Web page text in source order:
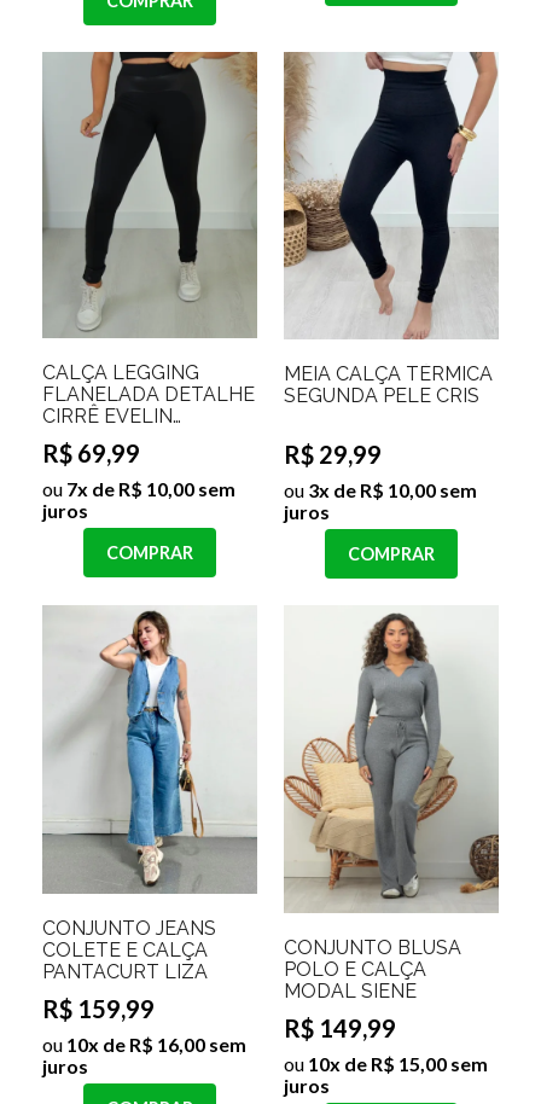
CALÇA LEGGING
FLANELADA DETALHE
CIRRÊ EVELIN
Tamanho:M;Cor:Preto
R$ 69,99
ou 7x de R$ 10,00 sem
juros
COMPRAR
MEIA CALÇA TÉRMICA
SEGUNDA PELE CRIS
R$ 29,99
ou 3x de R$ 10,00 sem
juros
COMPRAR
CONJUNTO JEANS
COLETE E CALÇA
PANTACURT LIZA
R$ 159,99
ou 10x de R$ 16,00 sem
juros
CONJUNTO BLUSA
POLO E CALÇA
MODAL SIENE
R$ 149,99
ou 10x de R$ 15,00 sem
juros